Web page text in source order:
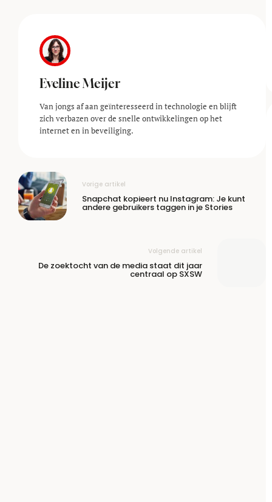
Eveline Meijer
Van jongs af aan geïnteresseerd in technologie en blijft
zich verbazen over de snelle ontwikkelingen op het
internet en in beveiliging.
Vorige artikel
Snapchat kopieert nu Instagram: Je kunt
andere gebruikers taggen in je Stories
Volgende artikel
De zoektocht van de media staat dit jaar
centraal op SXSW